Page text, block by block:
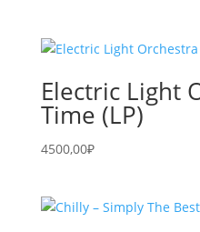
Electric Light
Time (LP)
4500,00₽